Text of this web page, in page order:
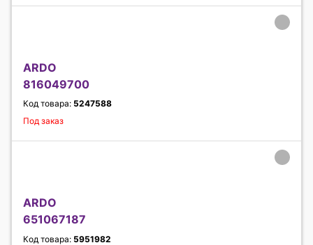
ARDO
816049700
Код товара: 5247588
Под заказ
ARDO
651067187
Код товара: 5951982